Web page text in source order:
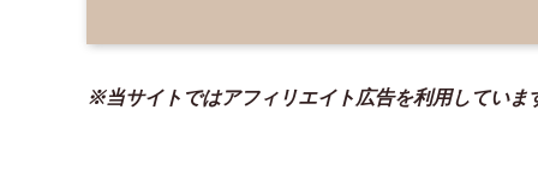
※当サイトではアフィリエイト広告を利用していま